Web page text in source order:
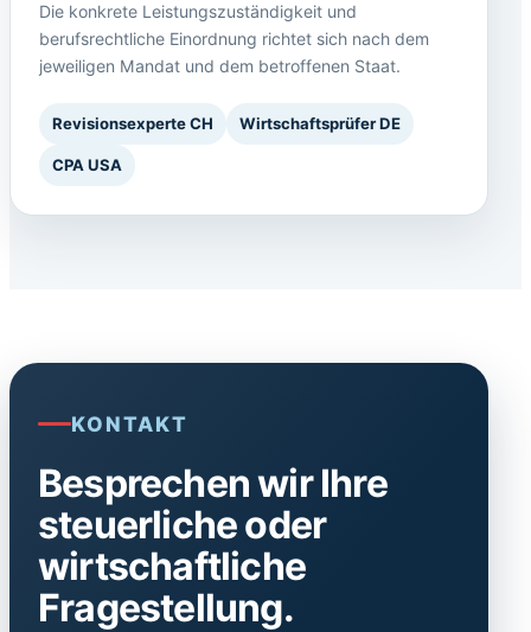
Die konkrete Leistungszuständigkeit und
berufsrechtliche Einordnung richtet sich nach dem
jeweiligen Mandat und dem betroffenen Staat.
Revisionsexperte CH Wirtschaftsprüfer DE
CPA USA
KONTAKT
Besprechen wir Ihre
steuerliche oder
wirtschaftliche
Fragestellung.